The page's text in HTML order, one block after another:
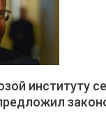
институту